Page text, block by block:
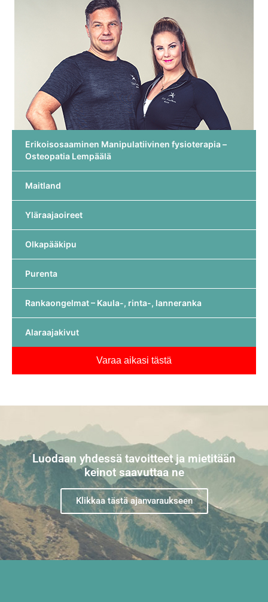
Erikoisosaaminen Manipulatiivinen fysioterapia –
Osteopatia Lempäälä
Maitland
Yläraajaoireet
Olkapääkipu
Purenta
Rankaongelmat – Kaula-, rinta-, lanneranka
Alaraajakivut
Varaa aikasi tästä
Luodaan yhdessä tavoitteet ja mietitään
keinot saavuttaa ne
Klikkaa tästä ajanvaraukseen